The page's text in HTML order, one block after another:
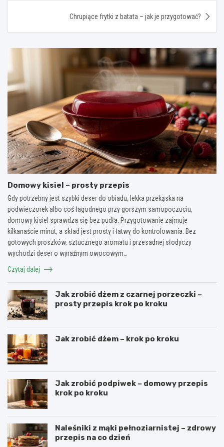
Chrupiące frytki z batata – jak je przygotować?
Domowy kisiel – prosty przepis
Gdy potrzebny jest szybki deser do obiadu, lekka przekąska na
podwieczorek albo coś łagodnego przy gorszym samopoczuciu,
domowy kisiel sprawdza się bez pudła. Przygotowanie zajmuje
kilkanaście minut, a skład jest prosty i łatwy do kontrolowania. Bez
gotowych proszków, sztucznego aromatu i przesadnej słodyczy
wychodzi deser o wyraźnym owocowym…
Czytaj dalej
Jak zrobić dżem z czarnej porzeczki –
prosty przepis krok po kroku
Jak zrobić dżem – krok po kroku
Jak zrobić podpiwek – domowy przepis
krok po kroku
Naleśniki z mąki pełnoziarnistej – zdrowy
przepis na co dzień